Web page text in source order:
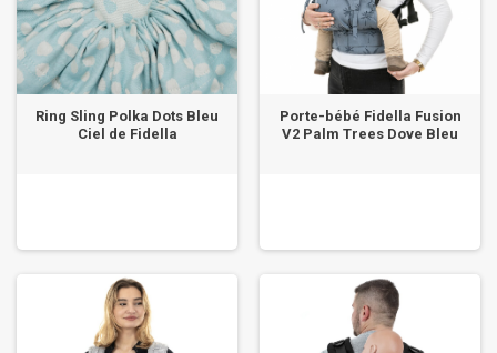
Ring Sling Polka Dots Bleu
Ciel de Fidella
Porte-bébé Fidella Fusion
V2 Palm Trees Dove Bleu